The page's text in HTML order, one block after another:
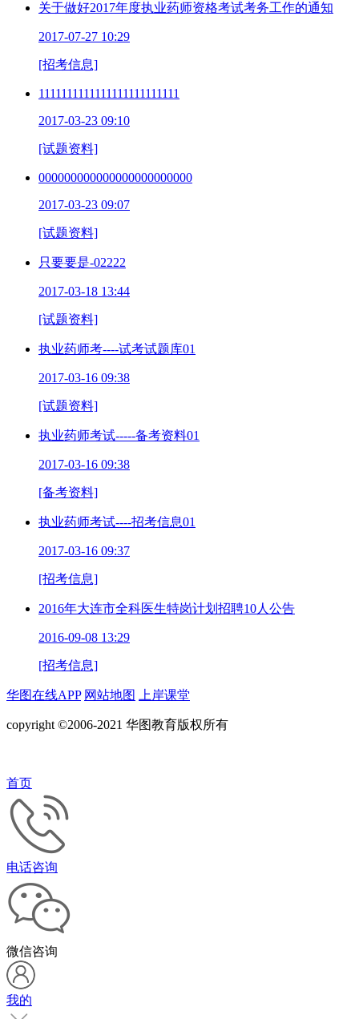
关于做好2017年度执业药师资格考试考务工作的通知
2017-07-27 10:29
[招考信息]
1111111111111111111111111
2017-03-23 09:10
[试题资料]
000000000000000000000000
2017-03-23 09:07
[试题资料]
只要要是-02222
2017-03-18 13:44
[试题资料]
执业药师考----试考试题库01
2017-03-16 09:38
[试题资料]
执业药师考试-----备考资料01
2017-03-16 09:38
[备考资料]
执业药师考试----招考信息01
2017-03-16 09:37
[招考信息]
2016年大连市全科医生特岗计划招聘10人公告
2016-09-08 13:29
[招考信息]
华图在线APP 网站地图 上岸课堂
copyright ©2006-2021 华图教育版权所有
首页
电话咨询
微信咨询
我的